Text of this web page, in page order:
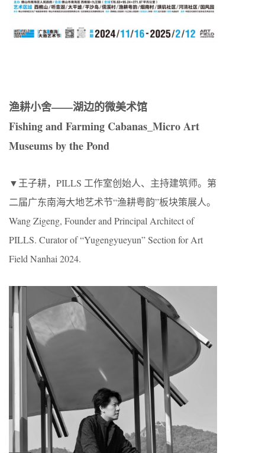
渔耕小舍——湖边的微美术馆
Fishing and Farming Cabanas_Micro Art
Museums by the Pond
▼王子耕，PILLS 工作室创始人、主持建筑师。第
二届广东南海大地艺术节“渔耕粤韵”板块策展人。
Wang Zigeng, Founder and Principal Architect of
PILLS. Curator of “Yugengyueyun” Section for Art
Field Nanhai 2024.